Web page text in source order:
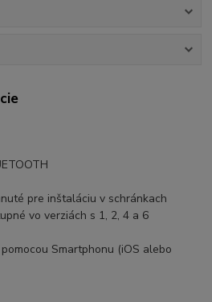
pre inštaláciu v schránkach
vo verziách s 1, 2, 4 a 6
Smartphonu (iOS alebo